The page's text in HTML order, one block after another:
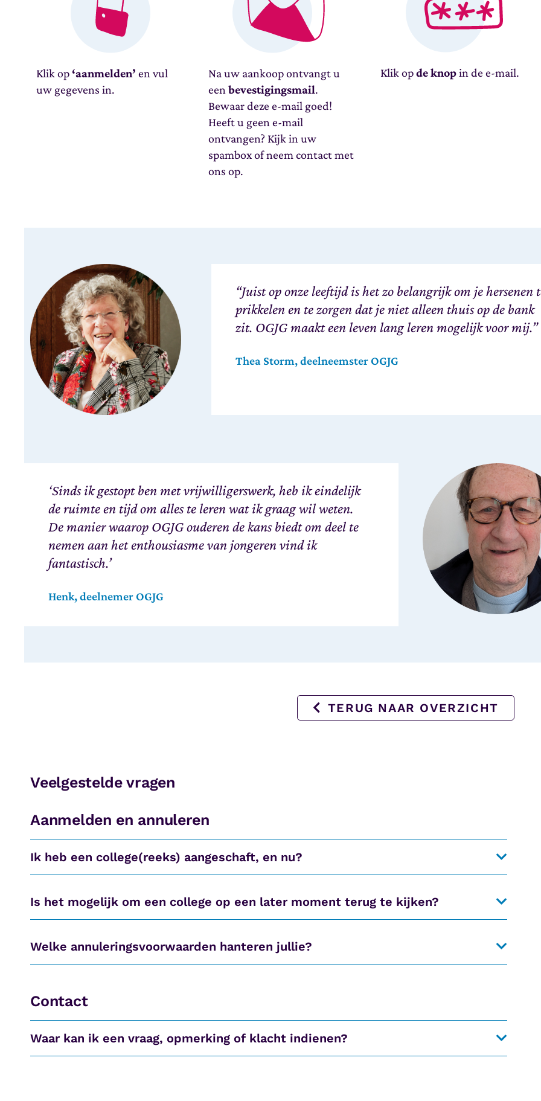
Klik op ‘aanmelden’ en vul
uw gegevens in.
Na uw aankoop ontvangt u
eenbevestigingsmail.
Bewaar deze e-mail goed!
Heeft u geen e-mail
ontvangen? Kijk in uw
spambox of neem contact met
ons op.
Klik opde knopin de e-mail.
“Juist op onze leeftijd is het zo belangrijk om je hersenen
prikkelen en te zorgen dat je niet alleen thuis op de bank
zit. OGJG maakt een leven lang leren mogelijk voor mij.”
Thea Storm, deelneemster OGJG
‘Sinds ik gestopt ben met vrijwilligerswerk, heb ik eindelijk
de ruimte en tijd om alles te leren wat ik graag wil weten.
De manier waarop OGJG ouderen de kans biedt om deel te
nemen aan het enthousiasme van jongeren vind ik
fantastisch.’
Henk, deelnemer OGJG
TERUG NAAR OVERZICHT
Veelgestelde vragen
Aanmelden en annuleren
Ik heb een college(reeks) aangeschaft, en nu?
Is het mogelijk om een college op een later moment terug te kijken?
Welke annuleringsvoorwaarden hanteren jullie?
Contact
Waar kan ik een vraag, opmerking of klacht indienen?